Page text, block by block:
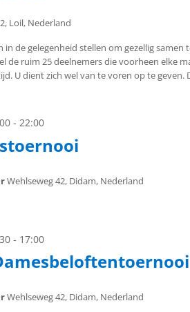
Loil, Nederland
in de gelegenheid stellen om gezellig samen
de ruim 25 deelnemers die voorheen elke
U dient zich wel van te voren op te
-22:00
Wehlseweg 42, Didam, Nederland
- 17:00
Wehlseweg 42, Didam, Nederland